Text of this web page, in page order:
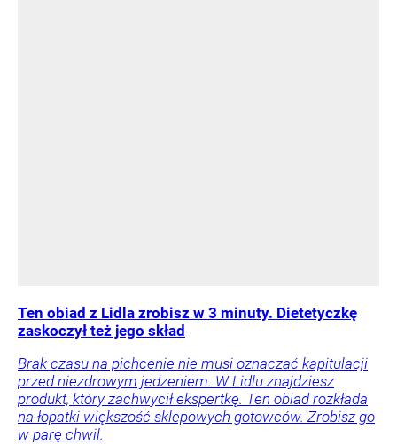
Ten obiad z Lidla zrobisz w 3 minuty. Dietetyczkę
zaskoczył też jego skład
Brak czasu na pichcenie nie musi oznaczać kapitulacji
przed niezdrowym jedzeniem. W Lidlu znajdziesz
produkt, który zachwycił ekspertkę. Ten obiad rozkłada
na łopatki większość sklepowych gotowców. Zrobisz go
w parę chwil.